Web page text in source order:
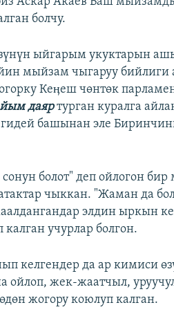
болчу.
ыйгарым укуктарын
мыйзам чыгаруу бийлиги
Кеӊеш чөнтөк
даяр турган куралга
башынан эле
болот" деп ойлогон
чыккан. "Жаман да
элдин ыркын
учурлар болгон.
келгендер да ар кимиси
ойлоп, жек-жаатчыл,
жогору коюлуп калган.